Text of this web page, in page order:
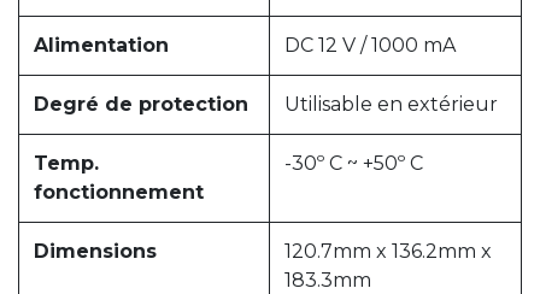
Alimentation DC 12 V / 1000 mA
Degré de protection Utilisable en extérieur
Temp.
fonctionnement
-30º C ~ +50º C
Dimensions
120.7mm x 136.2mm x
183.3mm